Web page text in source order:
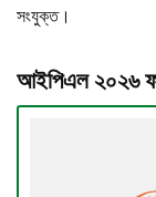
সংযুক্ত।
আইপিএল ২০২৬